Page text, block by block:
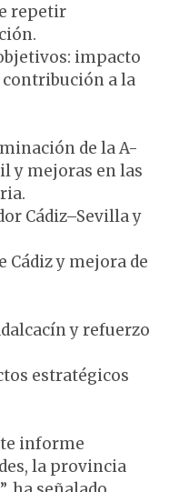
repetir
impacto
a la
de la A-
y mejoras en las
Cádiz–Sevilla y
y mejora de
y refuerzo
estratégicos
informe
la provincia